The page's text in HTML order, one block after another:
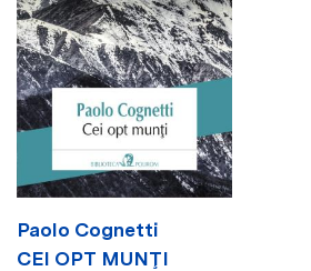
Paolo Cognetti
CEI OPT MUNŢI